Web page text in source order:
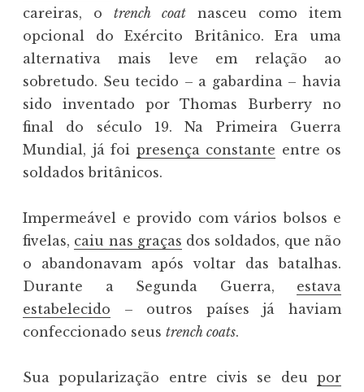
careiras, o trench coat nasceu como item
opcional do Exército Britânico. Era uma
alternativa mais leve em relação ao
sobretudo. Seu tecido – a gabardina – havia
sido inventado por Thomas Burberry no
final do século 19. Na Primeira Guerra
Mundial, já foi presença constante entre os
soldados britânicos.
Impermeável e provido com vários bolsos e
fivelas, caiu nas graças dos soldados, que não
o abandonavam após voltar das batalhas.
Durante a Segunda Guerra, estava
estabelecido – outros países já haviam
confeccionado seus trench coats.
Sua popularização entre civis se deu por